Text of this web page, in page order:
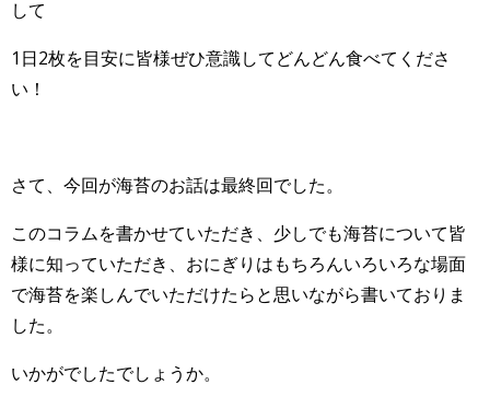
して
1日2枚を目安に皆様ぜひ意識してどんどん食べてくださ
い！
さて、今回が海苔のお話は最終回でした。
このコラムを書かせていただき、少しでも海苔について皆
様に知っていただき、おにぎりはもちろんいろいろな場面
で海苔を楽しんでいただけたらと思いながら書いておりま
した。
いかがでしたでしょうか。